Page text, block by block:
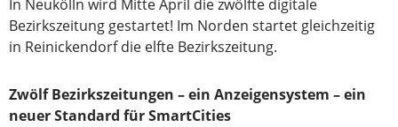
In Neukölln wird Mitte April die zwölfte digitale
Bezirkszeitung gestartet! Im Norden startet gleichzeitig
in Reinickendorf die elfte Bezirkszeitung.
Zwölf Bezirkszeitungen – ein Anzeigensystem – ein
neuer Standard für SmartCities